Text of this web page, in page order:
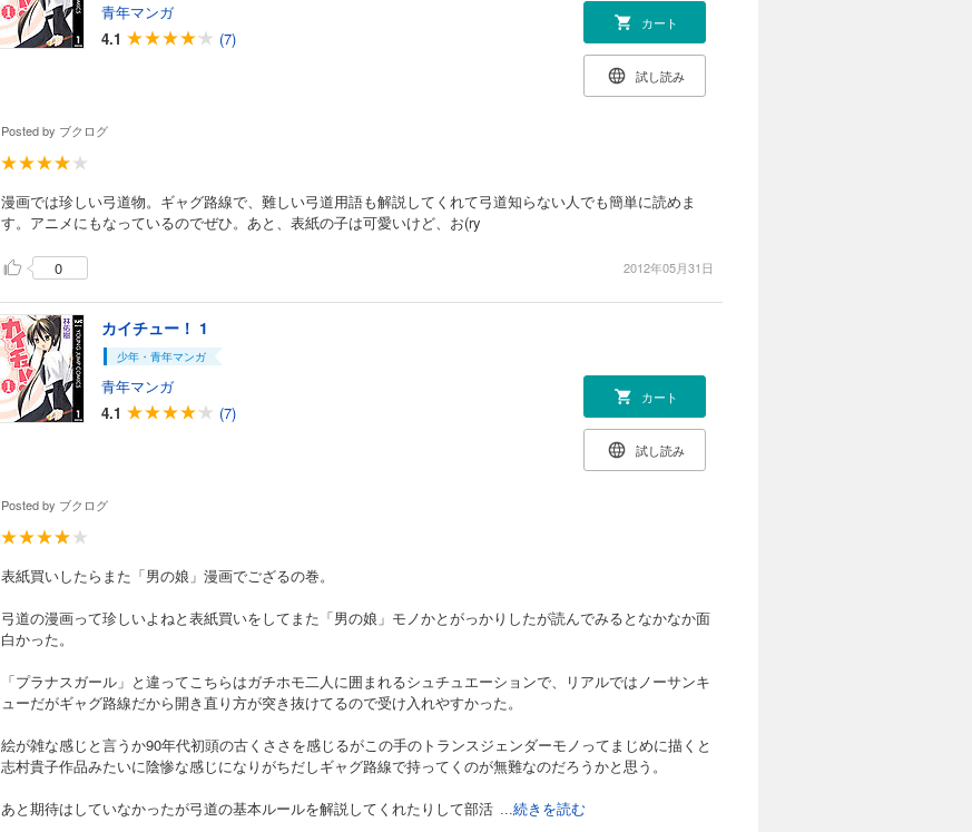
青年マンガ
4.1
(7)
カート
試し読み
Posted by ブクログ
漫画では珍しい弓道物。ギャグ路線で、難しい弓道用語も解説してくれて弓道知らない人でも簡単に読めま
す。アニメにもなっているのでぜひ。あと、表紙の子は可愛いけど、お(ry
0 2012年05月31日
カイチュー！ 1
少年・青年マンガ
青年マンガ
4.1
(7)
カート
試し読み
Posted by ブクログ
表紙買いしたらまた「男の娘」漫画でござるの巻。
弓道の漫画って珍しいよねと表紙買いをしてまた「男の娘」モノかとがっかりしたが読んでみるとなかなか面
白かった。
「プラナスガール」と違ってこちらはガチホモ二人に囲まれるシュチュエーションで、リアルではノーサンキ
ューだがギャグ路線だから開き直り方が突き抜けてるので受け入れやすかった。
絵が雑な感じと言うか90年代初頭の古くささを感じるがこの手のトランスジェンダーモノってまじめに描くと
志村貴子作品みたいに陰惨な感じになりがちだしギャグ路線で持ってくのが無難なのだろうかと思う。
あと期待はしていなかったが弓道の基本ルールを解説してくれたりして部活 ...続きを読む